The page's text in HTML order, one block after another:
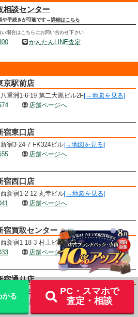
相談センター
や手続きが可能です→詳細はこちら
場合はこちらにお問い合わせ下さい
かんたんLINE査定
京駅前店
重洲1-6-19 第二大黒ビル2F[→地図を見る]
店舗ページへ
宿東口店
宿3-24-7 FK324ビル[→地図を見る]
店舗ページへ
宿西口店
新宿1-2-12 丸幸ビル[→地図を見る]
店舗ページへ
宿買取センター
新宿1-18-3 村上ビル7F[→地図を見る]
店舗ページへ
宿通り店
宿3-17-2 アカネビルB1F [→地図を見る]
店舗ページへ
かる
PC・スマホで
査定・相談
メール査定
む 出張買取